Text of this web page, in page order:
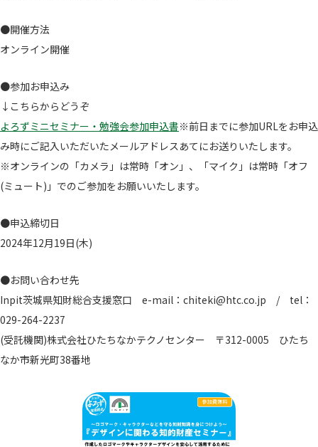
●開催方法
オンライン開催
●参加お申込み
↓こちらからどうぞ
よろずミニセミナー・勉強会参加申込書※前日までに参加URLをお申込
み時にご記入いただいたメールアドレスあてにお送りいたします。
※オンラインの「カメラ」は常時「オン」、「マイク」は常時「オフ
(ミュート)」でのご参加をお願いいたします。
●申込締切日
2024年12月19日(木)
●お問い合わせ先
Inpit茨城県知財総合支援窓口 e-mail：chiteki@htc.co.jp / tel：
029-264-2237
(受託機関)株式会社ひたちなかテクノセンター 〒312-0005 ひたち
なか市新光町38番地